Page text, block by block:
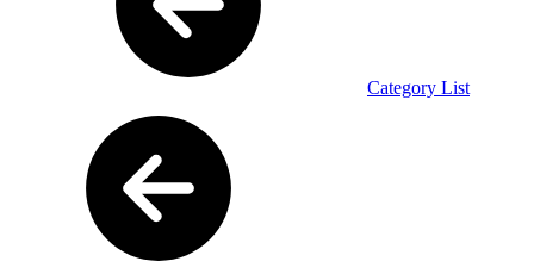
Category List